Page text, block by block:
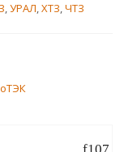
,УРАЛ,ХТЗ,ЧТЗ